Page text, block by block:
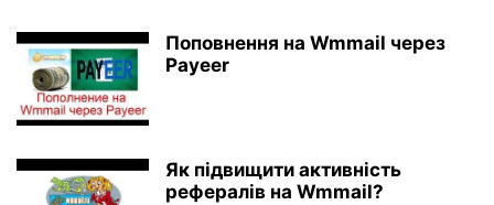
Поповнення на Wmmail через
Payeer
Як підвищити активність
рефералів на Wmmail?